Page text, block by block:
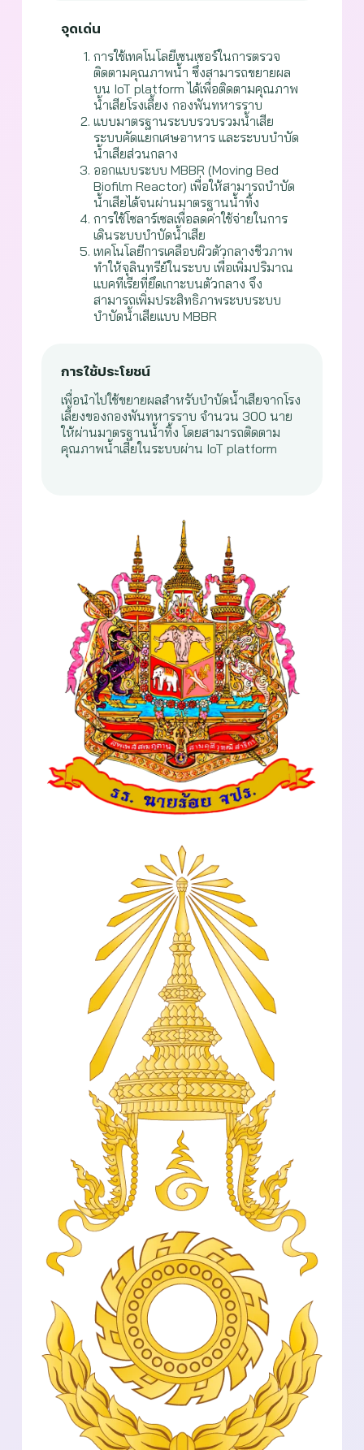
จุดเด่น
การใช้เทคโนโลยีเซนเซอร์ในการตรวจ
ติดตามคุณภาพน้ำ ซึ่งสามารถขยายผล
บน IoT platform ได้เพื่อติดตามคุณภาพ
น้ำเสียโรงเลี้ยง กองพันทหารราบ
แบบมาตรฐานระบบรวบรวมน้ำเสีย
ระบบคัดแยกเศษอาหาร และระบบบำบัด
น้ำเสียส่วนกลาง
ออกแบบระบบ MBBR (Moving Bed
Biofilm Reactor) เพื่อให้สามารถบำบัด
น้ำเสียได้จนผ่านมาตรฐานน้ำทิ้ง
การใช้โซลาร์เซลเพื่อลดค่าใช้จ่ายในการ
เดินระบบบำบัดน้ำเสีย
เทคโนโลยีการเคลือบผิวตัวกลางชีวภาพ
ทำให้จุลินทรีย์ในระบบ เพื่อเพิ่มปริมาณ
แบคทีเรียที่ยึดเกาะบนตัวกลาง จึง
สามารถเพิ่มประสิทธิภาพระบบระบบ
บำบัดน้ำเสียแบบ MBBR
การใช้ประโยชน์
เพื่อนำไปใช้ขยายผลสำหรับบำบัดน้ำเสียจากโรง
เลี้ยงของกองพันทหารราบ จำนวน 300 นาย
ให้ผ่านมาตรฐานน้ำทิ้ง โดยสามารถติดตาม
คุณภาพน้ำเสียในระบบผ่าน IoT platform